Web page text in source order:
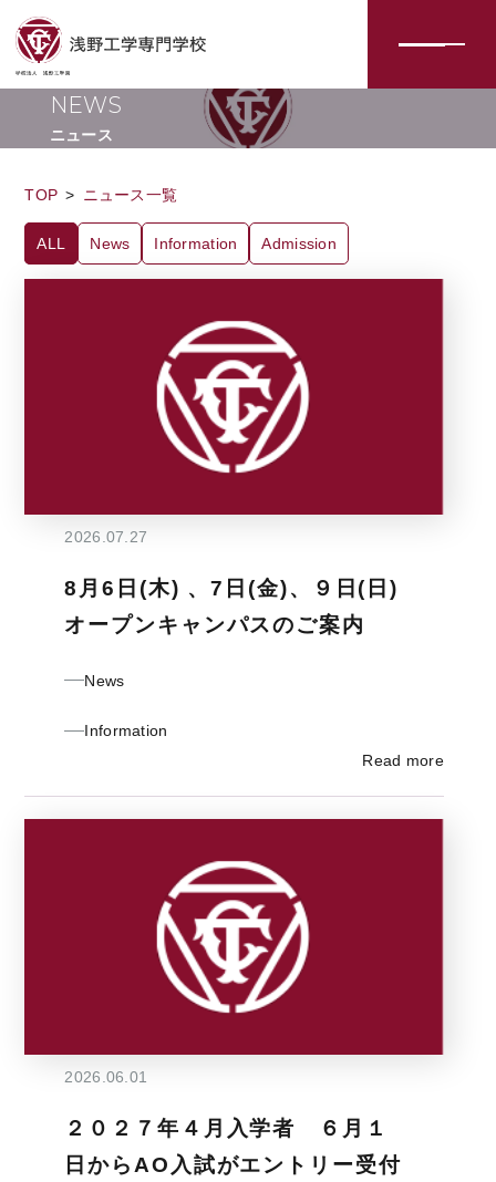
N EWS
ニ ュ ース
TOP ニュース一覧
ALL News Information Admission
2026.07.27
8月6日(木) 、7日(金)、９日(日)
オープンキャンパスのご案内
News
Information
Read more
2026.06.01
２０２７年４月入学者 ６月１
日からAO入試がエントリー受付